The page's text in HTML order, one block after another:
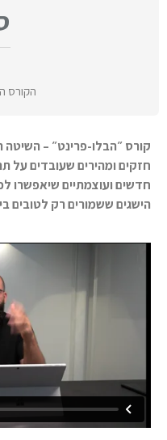
הקורס
קורס ״הבלו-פרינט״ – השיטה
חזקים ומהירים שעובדים על
חדשים ועוצמתיים שיאפשרו
הישגים ששמורים רק לטובים